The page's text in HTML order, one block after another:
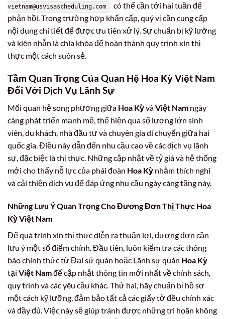
vietnam@usvisascheduling.com
có thể cần tới hai tuần để
phản hồi. Trong trường hợp khẩn cấp, quý vị cần cung cấp
nội dung chi tiết để được ưu tiên xử lý. Sự chuẩn bị kỹ lưỡng
và kiên nhẫn là chìa khóa để hoàn thành quy trình xin thị
thực một cách suôn sẻ.
Tầm Quan Trọng Của Quan Hệ Hoa Kỳ Việt Nam
Đối Với Dịch Vụ Lãnh Sự
Mối quan hệ song phương giữa Hoa KỳvàViệt Nam ngày
càng phát triển mạnh mẽ, thể hiện qua số lượng lớn sinh
viên, du khách, nhà đầu tư và chuyên gia di chuyển giữa hai
quốc gia. Điều này dẫn đến nhu cầu cao về các dịch vụ lãnh
sự, đặc biệt là thị thực. Những cập nhật về tỷ giá và hệ thống
mới cho thấy nỗ lực của phái đoàn Hoa Kỳ nhằm thích nghi
và cải thiện dịch vụ để đáp ứng nhu cầu ngày càng tăng này.
Những Lưu Ý Quan Trọng Cho Đương Đơn Thị Thực Hoa
Kỳ Việt Nam
Để quá trình xin thị thực diễn ra thuận lợi, đương đơn cần
lưu ý một số điểm chính. Đầu tiên, luôn kiểm tra các thông
báo chính thức từ Đại sứ quán hoặc Lãnh sự quán Hoa Kỳ
tại Việt Namđể cập nhật thông tin mới nhất về chính sách,
quy trình và các yêu cầu khác. Thứ hai, hãy chuẩn bị hồ sơ
một cách kỹ lưỡng, đảm bảo tất cả các giấy tờ đều chính xác
và đầy đủ. Việc này sẽ giúp tránh được những trì hoãn không